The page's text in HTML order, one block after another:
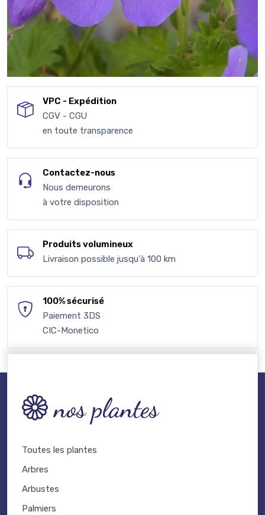
VPC - Expédition
CGV - CGU
en toute transparence
Contactez-nous
Nous demeurons
à votre disposition
Produits volumineux
Livraison possible jusqu'à 100 km
100% sécurisé
Paiement 3DS
CIC-Monetico
nos plantes
Toutes les plantes
Arbres
Arbustes
Palmiers